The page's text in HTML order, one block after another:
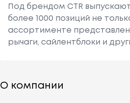
Под брендом CTR
более 1000 позиций не
ассортименте
рычаги, сайлентблоки и
О компании